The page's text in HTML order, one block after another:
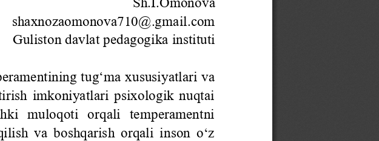
shaxnozaomonova710@.gmail.com
Guliston davlat pedagogika instituti
tugʻma xususiyatlari va
imkoniyatlari psixologik nuqtai
muloqoti  orqali  temperamentni
va boshqarish orqali inson o‘z